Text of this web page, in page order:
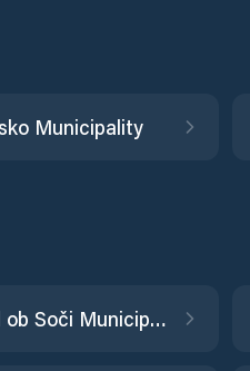
Municipality
Kanal ob Soči Municipality